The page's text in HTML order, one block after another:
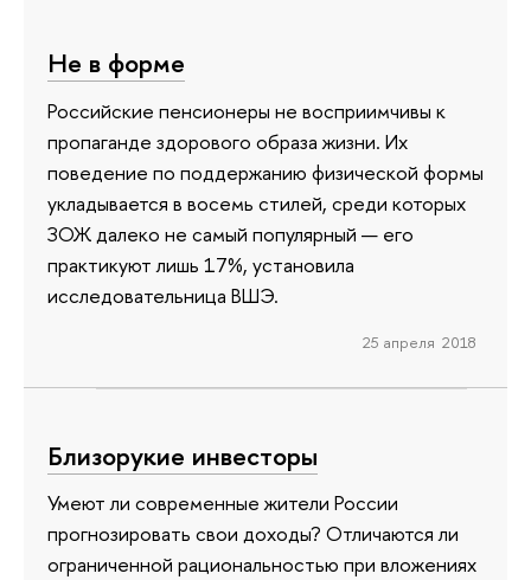
Не в форме
Российские пенсионеры не восприимчивы к
пропаганде здорового образа жизни. Их
поведение по поддержанию физической формы
укладывается в восемь стилей, среди которых
ЗОЖ далеко не самый популярный — его
практикуют лишь 17%, установила
исследовательница ВШЭ.
25 апреля 2018
Близорукие инвесторы
Умеют ли современные жители России
прогнозировать свои доходы? Отличаются ли
ограниченной рациональностью при вложениях